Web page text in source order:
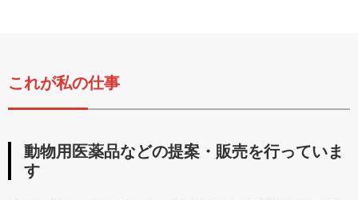
これが私の仕事
動物用医薬品などの提案・販売を行っていま
す